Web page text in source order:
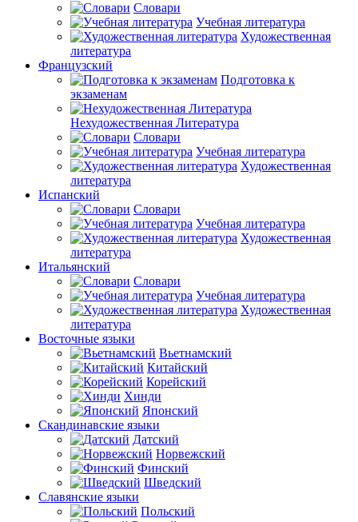
Словари
Учебная литература
Художественная
литература
Французский
Подготовка к
экзаменам
Нехудожественная Литература
Словари
Учебная литература
Художественная
литература
Испанский
Словари
Учебная литература
Художественная
литература
Итальянский
Словари
Учебная литература
Художественная
литература
Восточные языки
Вьетнамский
Китайский
Корейский
Хинди
Японский
Скандинавские языки
Датский
Норвежский
Финский
Шведский
Славянские языки
Польский